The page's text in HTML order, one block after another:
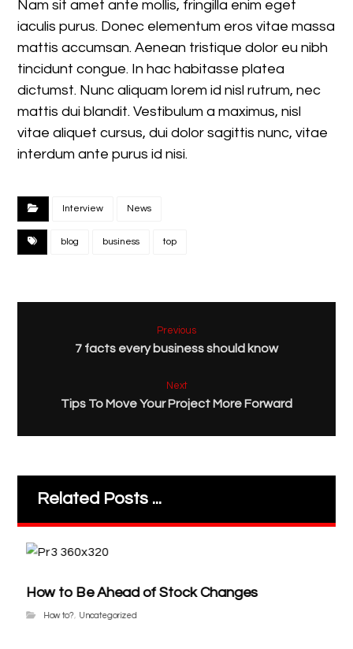
Nam sit amet ante mollis, fringilla enim eget
iaculis purus. Donec elementum eros vitae massa
mattis accumsan. Aenean tristique dolor eu nibh
tincidunt congue. In hac habitasse platea
dictumst. Nunc aliquam lorem id nisl rutrum, nec
mattis dui blandit. Vestibulum a maximus, nisl
vitae aliquet cursus, dui dolor sagittis nunc, vitae
interdum ante purus id nisi.
Interview News
blog business top
Previous
7 facts every business should know
Next
Tips To Move Your Project More Forward
Related Posts ...
How to Be Ahead of Stock Changes
How to?, Uncategorized